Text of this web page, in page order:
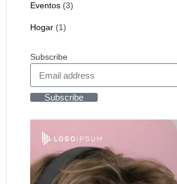
Eventos (3)
Hogar (1)
Subscribe
Subscribe